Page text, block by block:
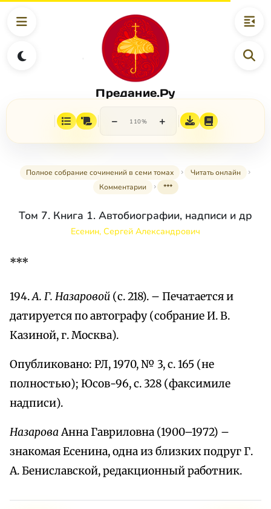
Предание.Ру
− 110% +
Полное собрание сочинений в семи томах
Читать онлайн
Комментарии
***
Том 7. Книга 1. Автобиографии, надписи и др
Есенин, Сергей Александрович
***
194.А. Г. Назаровой (с. 218). – Печатается и
датируется по автографу (собрание И. В.
Казиной, г. Москва).
Опубликовано: РЛ, 1970, № 3, с. 165 (не
полностью); Юсов-96, с. 328 (факсимиле
надписи).
НазароваАнна Гавриловна (1900–1972) –
знакомая Есенина, одна из близких подруг Г.
А. Бениславской, редакционный работник.